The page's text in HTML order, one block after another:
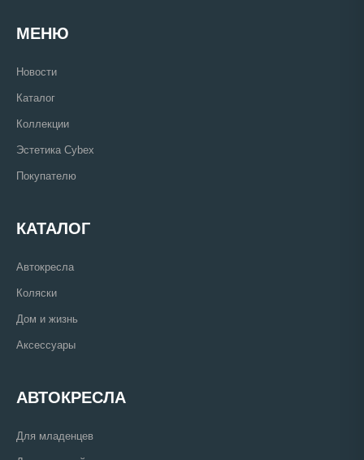
МЕНЮ
Новости
Каталог
Коллекции
Эстетика Cybex
Покупателю
КАТАЛОГ
Автокресла
Коляски
Дом и жизнь
Аксессуары
АВТОКРЕСЛА
Для младенцев